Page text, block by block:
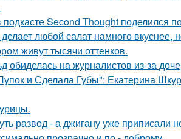
Second Thought поделился
любой салат намного вкуснее,
живут тысячи оттенков.
обиделась на журналистов из-за
и Сделала Губы": Екатерина
развод - а джигану уже приписали